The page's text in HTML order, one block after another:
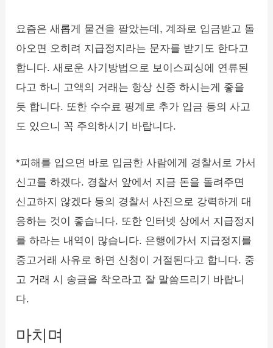
요즘은 새롭게 물건을 팔았는데, 계좌로 입금받고 돌
아오면 오히려 지급정지라는 문자를 받기도 한다고
합니다. 새로운 사기방법으로 보이스피싱에 연류된
다고 하니 고액의 거래는 항상 신중 하시는게 좋을
듯 합니다. 또한 수수료 핑계로 추가 입금 등의 사고
도 있으니 꼭 주의하시기 바랍니다.
*피해를 입으면 바로 입금한 사람에게 경찰서로 가서
신고를 하겠다. 경찰서 앞에서 지금 돈을 돌려주면
신고하지 않겠다 등의 경찰서 사진으로 강력하게 대
응하는 것이 좋습니다. 또한 인터넷 상에서 지급정지
를 하라는 내역이 많습니다. 은행에가서 지급정지를
중고거래 사유로 하면 신청이 거절된다고 합니다. 중
고 거래 시 송금을 착오라고 잘 말씀드리기 바랍니
다.
마치며